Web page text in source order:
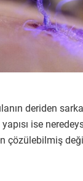
deriden
ise
çözülebilmiş